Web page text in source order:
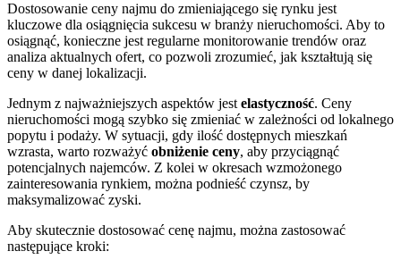
Dostosowanie ceny najmu do zmieniającego się rynku jest
kluczowe dla osiągnięcia sukcesu w branży nieruchomości. Aby to
osiągnąć, konieczne jest regularne monitorowanie trendów oraz
analiza aktualnych ofert, co pozwoli zrozumieć, jak kształtują się
ceny w danej lokalizacji.
Jednym z najważniejszych aspektów jest elastyczność. Ceny
nieruchomości mogą szybko się zmieniać w zależności od lokalnego
popytu i podaży. W sytuacji, gdy ilość dostępnych mieszkań
wzrasta, warto rozważyć obniżenie ceny, aby przyciągnąć
potencjalnych najemców. Z kolei w okresach wzmożonego
zainteresowania rynkiem, można podnieść czynsz, by
maksymalizować zyski.
Aby skutecznie dostosować cenę najmu, można zastosować
następujące kroki: